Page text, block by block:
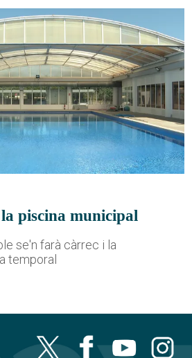
piscina municipal
se'n farà càrrec i la
temporal